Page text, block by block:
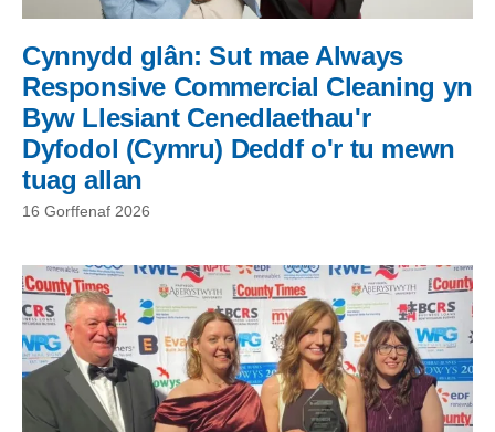
Cynnydd glân: Sut mae Always
Responsive Commercial Cleaning yn
Byw Llesiant Cenedlaethau'r
Dyfodol (Cymru) Deddf o'r tu mewn
tuag allan
16 Gorffenaf 2026